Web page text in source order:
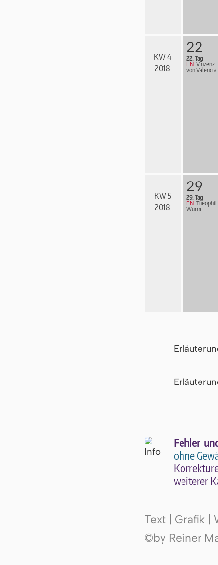
KW 4
2018
22
22. Tag
EN: Vinzenz
von Valencia
KW 5
2018
29
29. Tag
EN: Theophil
Wurm
Fehler
ohne
wei­te­rer
Text | Grafik |
©by Reiner